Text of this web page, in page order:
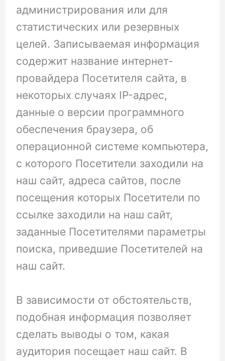
администрирования или для
статистических или резервных
целей. Записываемая информация
содержит название интернет-
провайдера Посетителя сайта, в
некоторых случаях IP-адрес,
данные о версии программного
обеспечения браузера, об
операционной системе компьютера,
с которого Посетители заходили на
наш сайт, адреса сайтов, после
посещения которых Посетители по
ссылке заходили на наш сайт,
заданные Посетителями параметры
поиска, приведшие Посетителей на
наш сайт.
В зависимости от обстоятельств,
подобная информация позволяет
сделать выводы о том, какая
аудитория посещает наш сайт. В